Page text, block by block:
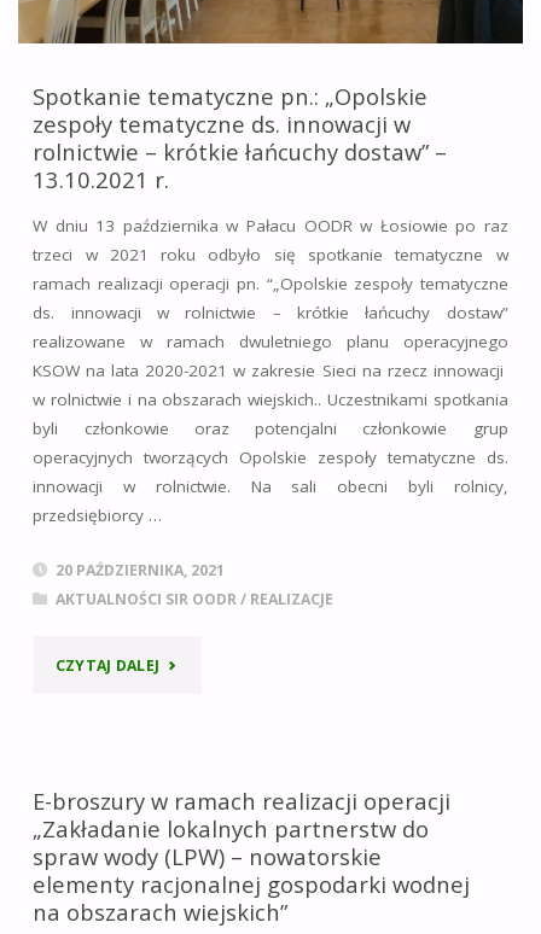
ZAKRESIE
–
OPERACJA
WŁASNA:
“INNOWACJE
W
PRODUKCJI
CHLEWNEJ”"
Spotkanie tematyczne pn.: „Opolskie
zespoły tematyczne ds. innowacji w
rolnictwie – krótkie łańcuchy dostaw” –
13.10.2021 r.
W dniu 13 października w Pałacu OODR w Łosiowie po raz
trzeci w 2021 roku odbyło się spotkanie tematyczne w
ramach realizacji operacji pn. “„Opolskie zespoły tematyczne
ds. innowacji w rolnictwie – krótkie łańcuchy dostaw”
realizowane w ramach dwuletniego planu operacyjnego
KSOW na lata 2020-2021 w zakresie Sieci na rzecz innowacji
w rolnictwie i na obszarach wiejskich.. Uczestnikami spotkania
byli członkowie oraz potencjalni członkowie grup
operacyjnych tworzących Opolskie zespoły tematyczne ds.
innowacji w rolnictwie. Na sali obecni byli rolnicy,
przedsiębiorcy …
20 PAŹDZIERNIKA, 2021
AKTUALNOŚCI SIR OODR/ REALIZACJE
CZYTAJ DALEJ "SPOTKANIE
„OPOLSKIE
ZESPOŁY
TEMATYCZNE
E-broszury w ramach realizacji operacji
„Zakładanie lokalnych partnerstw do
spraw wody (LPW) – nowatorskie
elementy racjonalnej gospodarki wodnej
na obszarach wiejskich”